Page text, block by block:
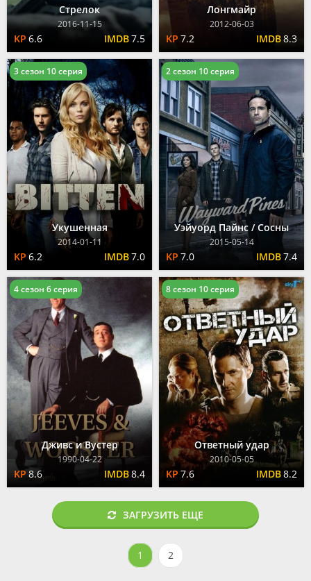
Стрелок
2016-11-15
6.6 7.5
Лонгмайр
2012-06-03
7.2 8.3
Укушенная
2014-01-11
6.2 7.0
3 сезон 10 серия
Уэйуорд Пайнс / Сосны
2015-05-14
7.0 7.4
2 сезон 10 серия
Дживс и Вустер
1990-04-22
8.6 8.4
4 сезон 6 серия
Ответный удар
2010-05-05
7.6 8.2
8 сезон 10 серия
ЗАГРУЗИТЬ ЕЩЕ
1 2